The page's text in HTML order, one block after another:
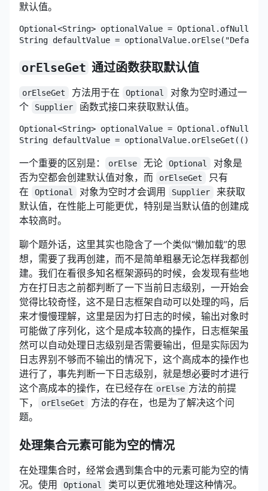
默认值。
Optional<String> optionalValue =
String defaultValue = optionalValue.orElse("Default
orElseGet 通过函数获取默认值
orElseGet 方法用于在 Optional
对象为空时通过一
个
Supplier 函数式接口来获取默认值。
Optional<String> optionalValue =
String defaultValue = optionalValue.orElseGet(() ->
一个重要的区别是： orElse 无论 Optional
对象是
否为空都会创建默认值对象，而
orElseGet
只有
在
Optional 对象为空时才会调用 Supplier
来获取
默认值，在性能上可能更优，特别是当默认值的创建成
本较高时。
聊个题外话，这里其实也隐含了一个类似“懒加载”的思
想，需要了我再创建，而不是简单粗暴无论怎样我都创
建。我们在看很多知名框架源码的时候，会发现有些地
方在打日志之前都判断了一下当前日志级别，一开始会
觉得比较奇怪，这不是日志框架自动可以处理的吗，后
来才慢慢理解，这里是因为打日志的时候，输出对象时
可能做了序列化，这个是成本较高的操作，日志框架虽
然可以自动处理日志级别是否需要输出，但是实际因为
日志界别不够而不输出的情况下，这个高成本的操作也
进行了，事先判断一下日志级别，就是想必要时才进行
这个高成本的操作，在已经存在 orElse 方法的前提
下，
orElseGet
方法的存在，也是为了解决这个问
题。
处理集合元素可能为空的情况
在处理集合时，经常会遇到集合中的元素可能为空的情
况。使用
Optional
类可以更优雅地处理这种情况。